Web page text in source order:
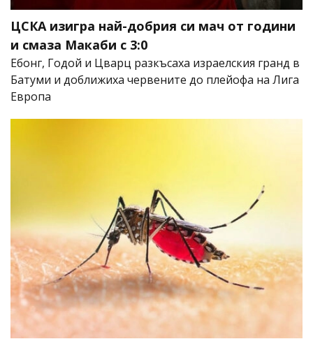
ЦСКА изигра най-добрия си мач от години
и смаза Макаби с 3:0
Ебонг, Годой и Цварц разкъсаха израелския гранд в
Батуми и доближиха червените до плейофа на Лига
Европа